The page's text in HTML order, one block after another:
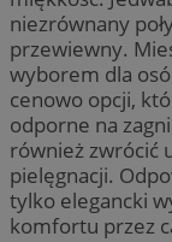
niezrównany
przewiewny.
wyborem dla
cenowo opcji,
odporne na
również zwrócić
pielęgnacji.
tylko elegancki
komfortu przez